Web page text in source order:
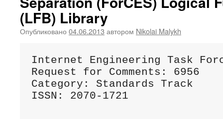
(LFB) Library
Опубликовано 04.06.2013 автором Nikolai Malykh
Internet Engineering Task
Request for Comments:
Category: Standards
ISSN: 2070-1721